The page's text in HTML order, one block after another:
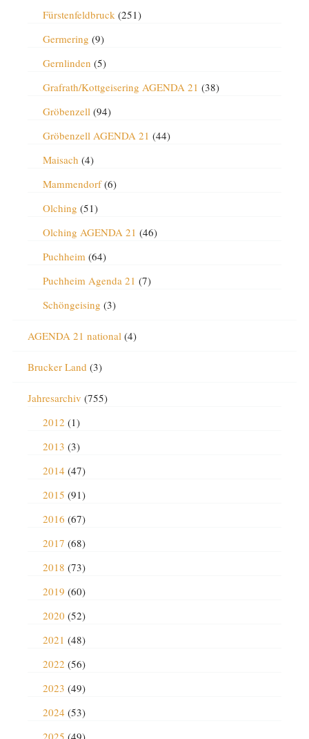
Fürstenfeldbruck(251)
Germering (9)
Gernlinden (5)
Grafrath/Kottgeisering AGENDA 21 (38)
Gröbenzell(94)
Gröbenzell AGENDA 21 (44)
Maisach (4)
Mammendorf(6)
Olching (51)
Olching AGENDA 21 (46)
Puchheim(64)
Puchheim Agenda 21 (7)
Schöngeising (3)
AGENDA 21 national(4)
Brucker Land (3)
Jahresarchiv (755)
2012 (1)
2013 (3)
2014 (47)
2015 (91)
2016 (67)
2017 (68)
2018 (73)
2019 (60)
2020 (52)
2021 (48)
2022 (56)
2023 (49)
2024 (53)
2025 (49)